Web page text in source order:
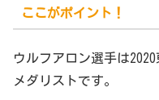
ここがポイント！
ウルフアロン選手は
メダリストです。